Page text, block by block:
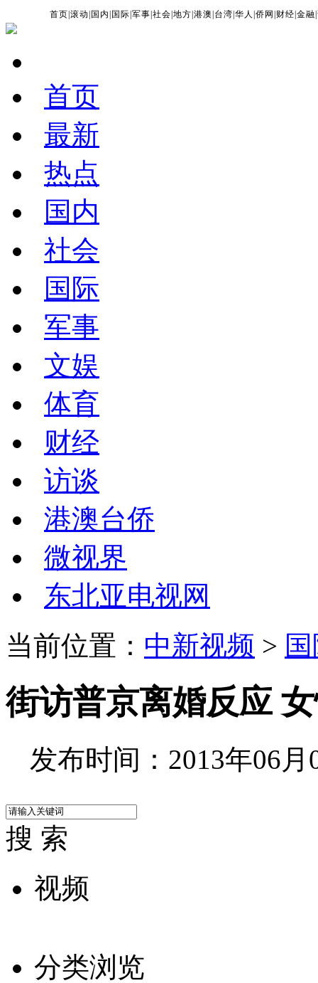
首页 |滚动 国内 国际 |军事 |社会 |地方 |港澳 台湾 |华人 |侨网 财经 |金融 |
首页
最新
热点
国内
社会
国际
军事
文娱
体育
财经
访谈
港澳台侨
微视界
东北亚电视网
当前位置： 中新视频 >
街访普京离婚反应
发布时间：2013年06月
搜 索
视频
分类浏览